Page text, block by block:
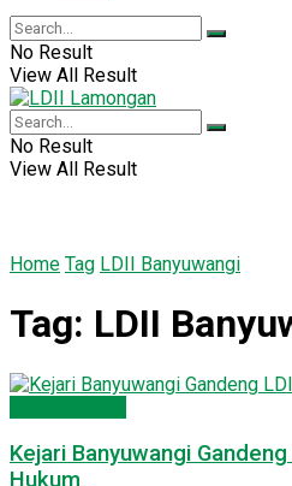
No Result
View All Result
No Result
View All Result
Home Tag LDII Banyuwangi
Tag: LDII
Kejari Banyuwangi
Hukum